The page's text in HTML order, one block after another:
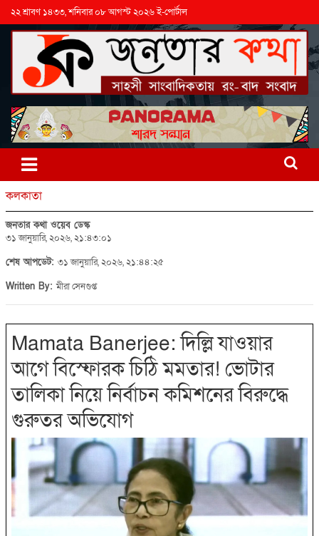
২২ শ্রাবণ ১৪৩৩, শনিবার ০৮ আগস্ট ২০২৬ ই-পোর্টাল
কলকাতা
জনতার কথা ওয়েব ডেস্ক
৩১ জানুয়ারি, ২০২৬, ২১:৪৩:০১
শেষ আপডেট: ৩১ জানুয়ারি, ২০২৬, ২১:৪৪:২৫
Written By:মীরা সেনগুপ্ত
Mamata Banerjee: দিল্লি যাওয়ার
আগে বিস্ফোরক চিঠি মমতার! ভোটার
তালিকা নিয়ে নির্বাচন কমিশনের বিরুদ্ধে
গুরুতর অভিযোগ